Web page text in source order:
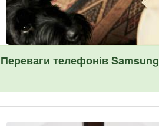
Переваги телефонів Samsung